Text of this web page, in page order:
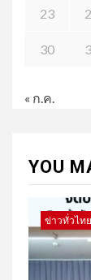
23
30
« ก.ค.
YOU
ข่าวทั่วไทย